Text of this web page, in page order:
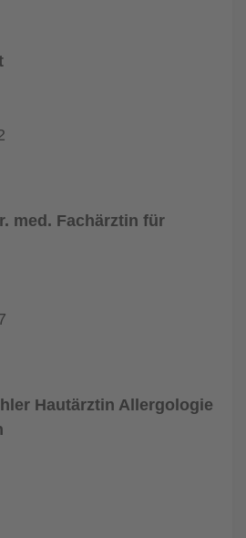
med. Fachärztin für
Hautärztin Allergologie